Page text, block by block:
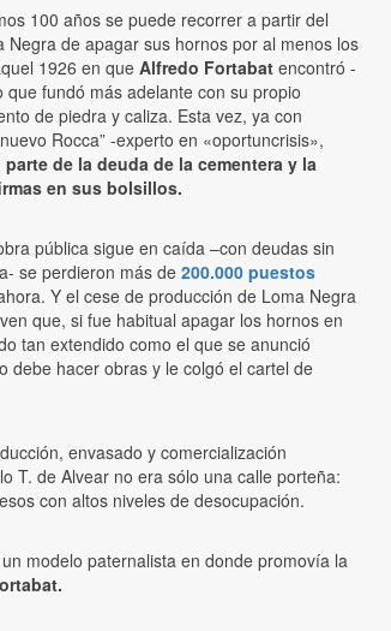
100 años se puede recorrer a partir del
de apagar sus hornos por al menos los
1926 en que Alfredo Fortabat encontró -
fundó más adelante con su propio
de piedra y caliza. Esta vez, ya con
Rocca” -experto en «oportuncrisis»,
de la deuda de la cementera y la
en sus bolsillos.
pública sigue en caída –con deudas sin
se perdieron más de 200.000 puestos
Y el cese de producción de Loma Negra
que, si fue habitual apagar los hornos en
tan extendido como el que se anunció
debe hacer obras y le colgó el cartel de
envasado y comercialización
T. de Alvear no era sólo una calle porteña:
con altos niveles de desocupación.
modelo paternalista en donde promovía la